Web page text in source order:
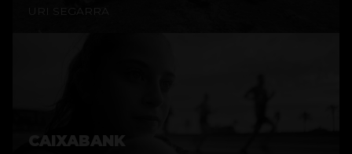
URI SEGARRA
CAIXABANK